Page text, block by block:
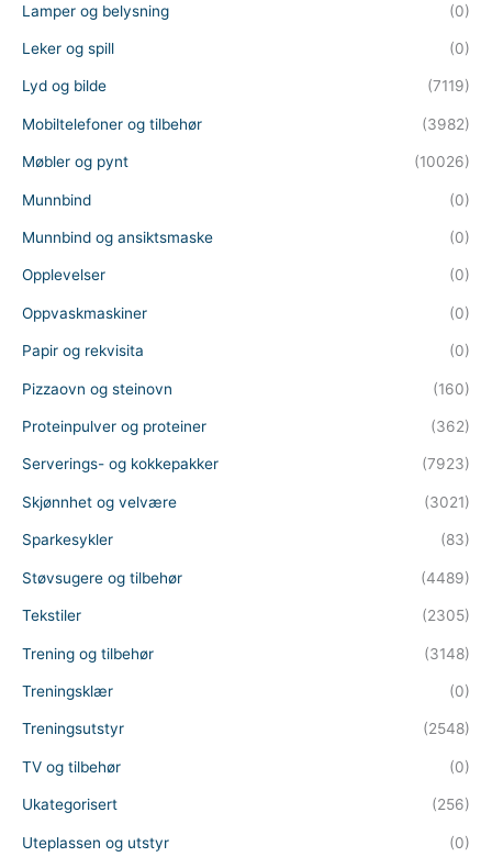
Lamper og belysning (0)
Leker og spill (0)
Lyd og bilde (7119)
Mobiltelefoner og tilbehør (3982)
Møbler og pynt (10026)
Munnbind (0)
Munnbind og ansiktsmaske (0)
Opplevelser (0)
Oppvaskmaskiner (0)
Papir og rekvisita (0)
Pizzaovn og steinovn (160)
Proteinpulver og proteiner (362)
Serverings- og kokkepakker (7923)
Skjønnhet og velvære (3021)
Sparkesykler (83)
Støvsugere og tilbehør (4489)
Tekstiler (2305)
Trening og tilbehør (3148)
Treningsklær (0)
Treningsutstyr (2548)
TV og tilbehør (0)
Ukategorisert (256)
Uteplassen og utstyr (0)